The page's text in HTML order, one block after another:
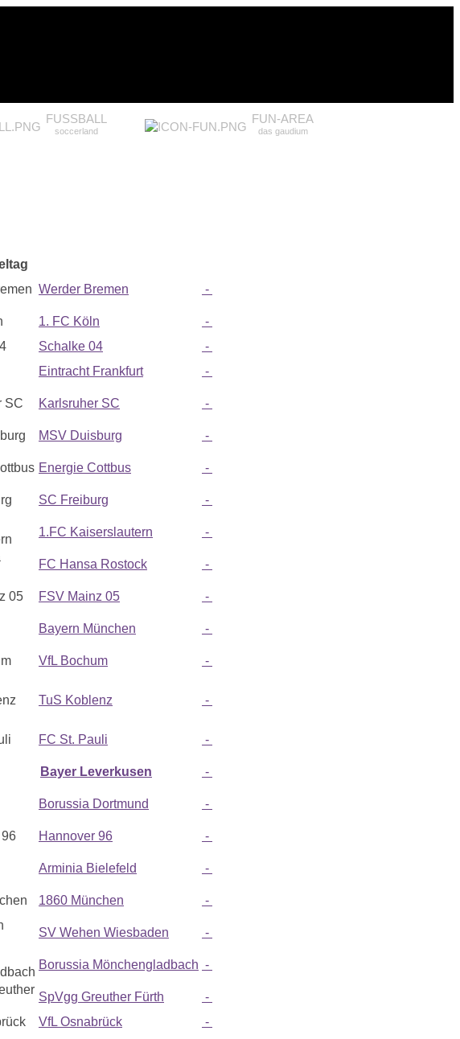
FUSSBALL
soccerland
FUN-AREA
das gaudium
Werder Bremen -
1. FC Köln
-
Schalke 04
-
Eintracht Frankfurt -
Karlsruher SC -
MSV Duisburg -
Energie Cottbus -
SC Freiburg -
1.FC Kaiserslautern -
FC Hansa Rostock -
FSV Mainz 05 -
Bayern München -
VfL Bochum -
TuS Koblenz -
FC St. Pauli -
Bayer Leverkusen -
Borussia Dortmund -
Hannover 96 -
Arminia Bielefeld -
1860 München -
SV Wehen Wiesbaden -
Borussia Mönchengladbach -
SpVgg Greuther Fürth
-
VfL Osnabrück
-